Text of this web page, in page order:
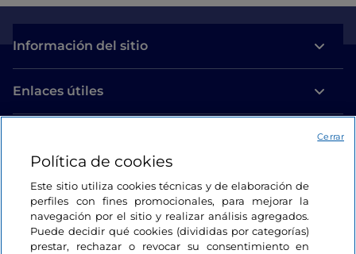
Información del sitio
Enlaces útiles
Estamos en contacto
Política de cookies
Este sitio utiliza cookies técnicas y de elaboración de
perfiles con fines promocionales, para mejorar la
navegación por el sitio y realizar análisis agregados.
Puede decidir qué cookies (divididas por categorías)
prestar, rechazar o revocar su consentimiento en
Cerrar